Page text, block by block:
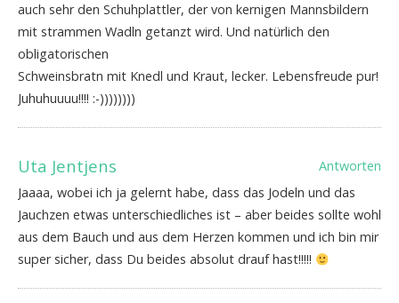
auch sehr den Schuhplattler, der von kernigen Mannsbildern
mit strammen Wadln getanzt wird. Und natürlich den
obligatorischen
Schweinsbratn mit Knedl und Kraut, lecker. Lebensfreude pur!
Juhuhuuuu!!!! :-))))))))
Uta Jentjens
Antworten
Jaaaa, wobei ich ja gelernt habe, dass das Jodeln und das
Jauchzen etwas unterschiedliches ist – aber beides sollte wohl
aus dem Bauch und aus dem Herzen kommen und ich bin mir
super sicher, dass Du beides absolut drauf hast!!!!!